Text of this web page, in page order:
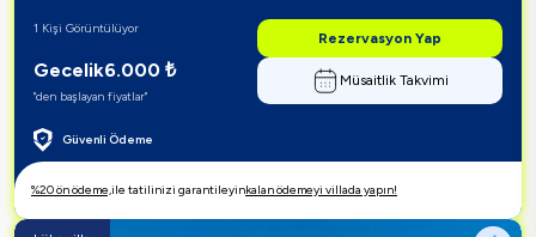
Güvenli Ödeme
Gecelik6.000 ₺
"den başlayan fiyatlar"
1 Kişi Görüntülüyor
Rezervasyon Yap
Müsaitlik Takvimi
%20 ön ödeme,ile tatilinizi garantileyinkalan ödemeyi villada yapın!